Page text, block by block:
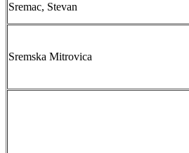
Sremac, Stevan
Sremska Mitrovica